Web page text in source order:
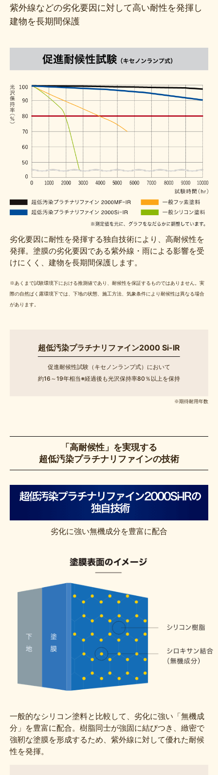
紫外線などの劣化要因に対して高い耐性を発揮し
建物を長期間保護
劣化要因に耐性を発揮する独自技術により、高耐候性を
発揮。塗膜の劣化要因である紫外線・雨による影響を受
けにくく、建物を長期間保護します。
※あくまで試験環境下における推測値であり、耐候性を保証するものではありません。実
際の自然ばく露環境下では、下地の状態、施工方法、気象条件により耐候性は異なる場合
があります。
超低汚染プラチナリファイン2000 Si-IR
促進耐候性試験（キセノンランプ式）において
約16～19年相当※経過後も光沢保持率80％以上を保持
※期待耐用年数
「高耐候性」を実現する
超低汚染プラチナリファインの技術
劣化に強い無機成分を豊富に配合
一般的なシリコン塗料と比較して、劣化に強い「無機成
分」を豊富に配合。樹脂同士が強固に結びつき、緻密で
強靭な塗膜を形成するため、紫外線に対して優れた耐候
性を発揮。